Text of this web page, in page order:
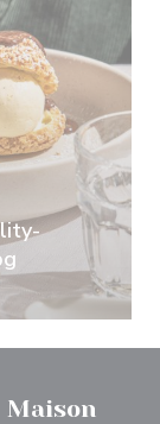
Maison